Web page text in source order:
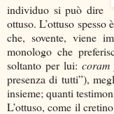
individuo si può dire
ottuso. L’ottuso
che, sovente, viene
monologo che
soltanto per lui: coram
presenza di tutti”),
insieme; quanti
L’ottuso, come il